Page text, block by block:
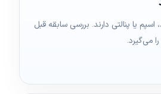
یا پنالتی دارند. بررسی سابقه قبل
می‌گیرد.